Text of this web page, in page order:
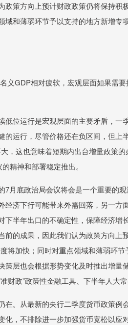
策方向上预计财政政策仍将保持积
域和薄弱环节予以支持的地方新增
义GDP相对疲软，宏观层面如果需
低位运行是宏观层面的主要矛盾，一
的运行，尽管价格还在负区间，但上
，这也意味着短期内出台增量政策
精神和部署稳定推出。
7月底政治局会议将会是一个重要的
经济下行可能带来外需回落，另一方
下半年出口的不确定性，保障经济增
前的成果，因此我们认为政策方向上
将加快；同时对重点领域和薄弱环
策层也会根据形势变化及时推出增
财政”政策性金融工具、下半年人大
在。从最新的央行二季度货币政策例
化，不排除进一步加强货币宽松以应